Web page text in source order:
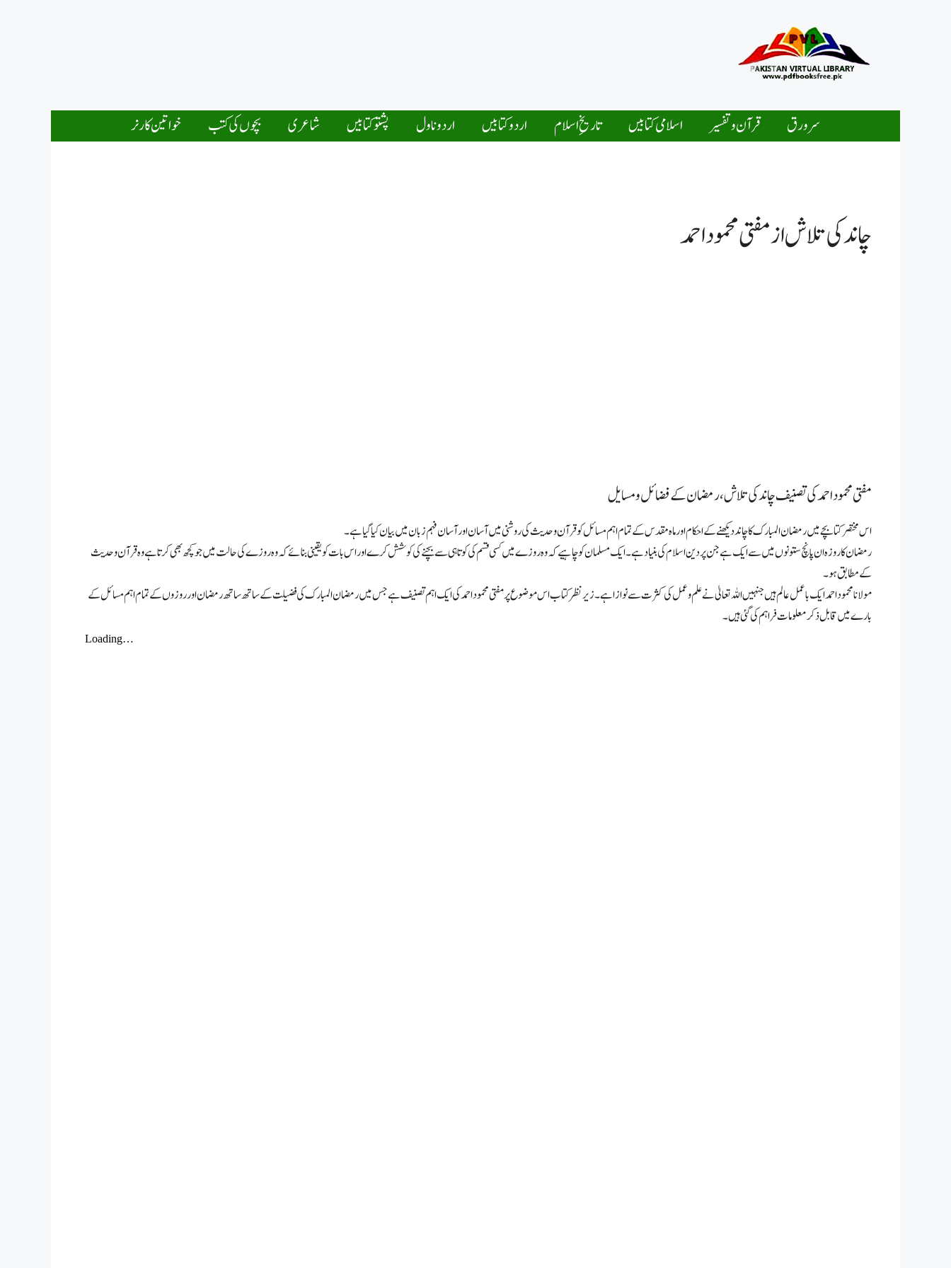
سرورق قرآن و تفسیر اسلامی کتابیں تاریخِ اسلام اردو کتابیں اردو ناول پشتو کتابیں شاعری بچوں کی کتب خواتین کارنر
چاند کی تلاش از مفتی محمود احمد
مفتی محمود احمد کی تصنیف چاند کی تلاش، رمضان کے فضائل و مسایل
اس مختصر کتابچے میں رمضان المبارک کا چاند دیکھنے کے احکام اور ماہ مقدس کے تمام اہم مسائل کو قرآن و حدیث کی روشنی میں آسان اور آسان فہم زبان میں بیان کیا گیا ہے۔
رمضان کا روزہ ان پانچ ستونوں میں سے ایک ہے جن پر دین اسلام کی بنیاد ہے۔ ایک مسلمان کو چاہیے کہ وہ روزے میں کسی قسم کی کوتاہی سے بچنے کی کوشش کرے اور اس بات کو یقینی بنائے کہ وہ روزے کی حالت میں جو کچھ بھی کرتا ہے وہ قرآن و حدیث
کے مطابق ہو۔
مولانا محمود احمد ایک باعمل عالم ہیں جنہیں اللہ تعالیٰ نے علم و عمل کی کثرت سے نوازا ہے۔ زیر نظر کتاب اس موضوع پر مفتی محمود احمد کی ایک اہم تصنیف ہے جس میں رمضان المبارک کی فضیلت کے ساتھ ساتھ رمضان اور روزوں کے تمام اہم مسائل کے
بارے میں قابل ذکر معلومات فراہم کی گئی ہیں۔